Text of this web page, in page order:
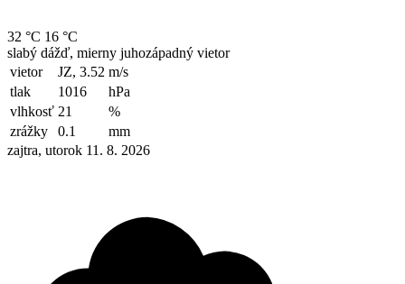
32 °C 16 °C
slabý dážď, mierny juhozápadný vietor
vietor
JZ, 3.52 m/s
tlak
1016
hPa
vlhkosť 21
%
zrážky
0.1
mm
zajtra, utorok 11. 8. 2026